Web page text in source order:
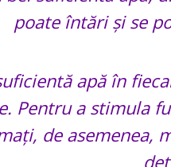
poate întări și se
apă în
Pentru a stimula
de asemenea,